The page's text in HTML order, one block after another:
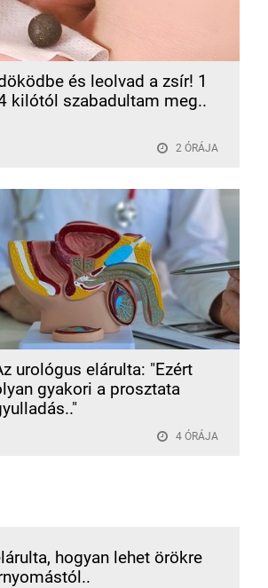
és leolvad a zsír! 1
kilótól szabadultam meg..
2 ÓRÁJA
urológus elárulta: "Ezért
gyakori a prosztata
4 ÓRÁJA
hogyan lehet örökre